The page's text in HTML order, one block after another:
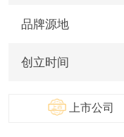
品牌源地
创立时间
上市公司